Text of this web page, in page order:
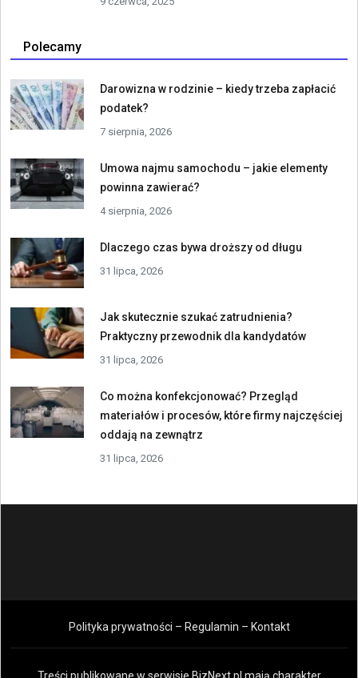
Polecamy
Darowizna w rodzinie – kiedy trzeba zapłacić
podatek?
7 sierpnia, 2026
Umowa najmu samochodu – jakie elementy
powinna zawierać?
4 sierpnia, 2026
Dlaczego czas bywa droższy od długu
31 lipca, 2026
Jak skutecznie szukać zatrudnienia?
Praktyczny przewodnik dla kandydatów
31 lipca, 2026
Co można konfekcjonować? Przegląd
materiałów i procesów, które firmy najczęściej
oddają na zewnątrz
31 lipca, 2026
Polityka prywatności – Regulamin – Kontakt